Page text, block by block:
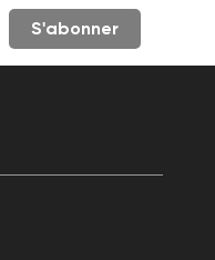
S'abonner